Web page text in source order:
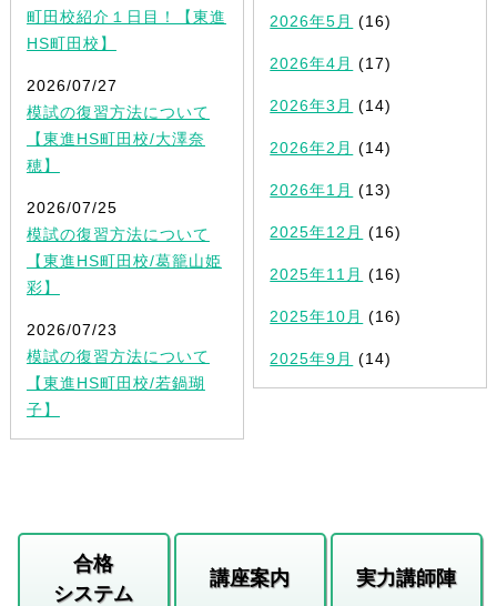
町田校紹介１日目！【東進
HS町田校】
2026/07/27
模試の復習方法について
【東進HS町田校/大澤奈
穂】
2026/07/25
模試の復習方法について
【東進HS町田校/葛籠山姫
彩】
2026/07/23
模試の復習方法について
【東進HS町田校/若鍋瑚
子】
2026年5月 (16)
2026年4月 (17)
2026年3月 (14)
2026年2月 (14)
2026年1月 (13)
2025年12月 (16)
2025年11月 (16)
2025年10月 (16)
2025年9月 (14)
合格
システム
講座案内 実力講師陣